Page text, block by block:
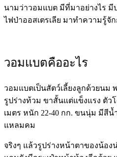
นามว่าวอมแบต มีที่มาอย่างไร มี
ไฟป่าออสเตรเลีย มาทำความรู้จั
วอมแบตคืออะไร
วอมแบตเป็นสัตว์เลี้ยงลูกด้วยนม
รูปร่างท้วม ขาสั้นแต่แข็งแรง ตัว
เมตร หนัก 22-40 กก. ขนนุ่ม มีสี
แหลมคม
จริงๆ แล้วรูปร่างหน้าตาของน้อ